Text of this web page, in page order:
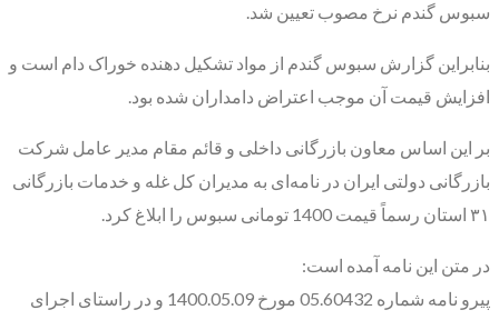
سبوس گندم نرخ مصوب تعیین شد.
بنابراین گزارش سبوس گندم از مواد تشکیل دهنده خوراک دام است و
افزایش قیمت آن موجب اعتراض دامداران شده بود.
بر این اساس معاون بازرگانی داخلی و قائم مقام مدیر عامل شرکت
بازرگانی دولتی ایران در نامه‌ای به مدیران کل غله و خدمات بازرگانی
٣١ استان رسماً قیمت 1400 تومانی سبوس را ابلاغ کرد.
در متن این نامه آمده است:
پیرو نامه شماره 05.60432 مورخ 1400.05.09 و در راستای اجرای